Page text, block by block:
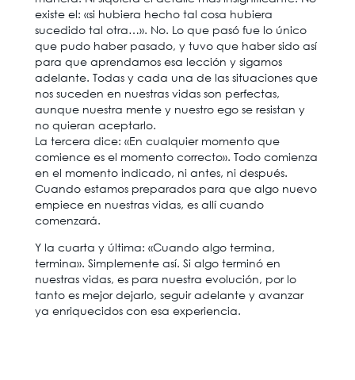
existe el: «si hubiera hecho tal cosa hubiera
sucedido tal otra…». No. Lo que pasó fue lo único
que pudo haber pasado, y tuvo que haber sido así
para que aprendamos esa lección y sigamos
adelante. Todas y cada una de las situaciones que
nos suceden en nuestras vidas son perfectas,
aunque nuestra mente y nuestro ego se resistan y
no quieran aceptarlo.
La tercera dice: «En cualquier momento que
comience es el momento correcto». Todo comienza
en el momento indicado, ni antes, ni después.
Cuando estamos preparados para que algo nuevo
empiece en nuestras vidas, es allí cuando
comenzará.
Y la cuarta y última: «Cuando algo termina,
termina». Simplemente así. Si algo terminó en
nuestras vidas, es para nuestra evolución, por lo
tanto es mejor dejarlo, seguir adelante y avanzar
ya enriquecidos con esa experiencia.